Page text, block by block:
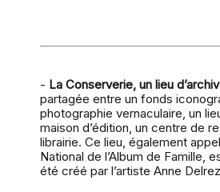
- La Conserverie, un lieu
partagée entre un fonds
photographie vernaculaire, un
maison d’édition, un centre de
librairie. Ce lieu, également
National de l’Album de Famille,
été créé par l’artiste Anne